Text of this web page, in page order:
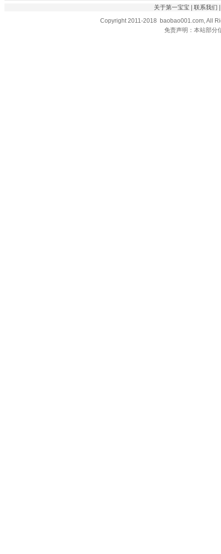
关于第一宝宝 联系我们
Copyright 2011-2018 baobao001.com, All
免责声明：本站部分